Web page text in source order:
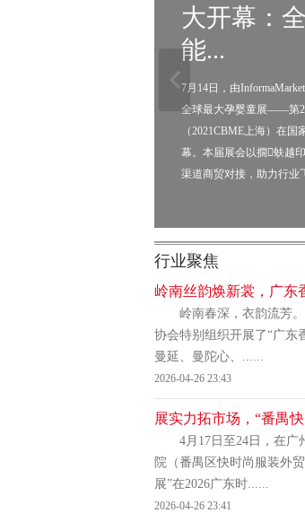
大开幕：
能...
7月14日，由
全球最大孕婴童展——第
（2021CBME上海）在
幕。本届展会以撊蚨越
渠道商贸对接，助力行业
行业聚焦
岭南丝韵焕新裳，广东
岭南春深，衣韵流芳
协会特别组织开展了“广东
曼延、曼陀心、......
2026-04-26 23:43
展实力拓市场，“番禺
4月17日至24日，在
院（番禺区快时尚服装外
展”在2026广东时......
2026-04-26 23:41